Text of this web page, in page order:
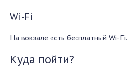
Wi-Fi
На вокзале есть бесплатный Wi-Fi.
Куда пойти?